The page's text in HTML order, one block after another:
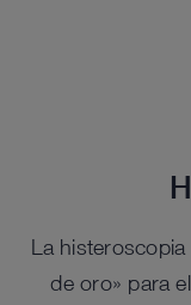
La
de oro» para